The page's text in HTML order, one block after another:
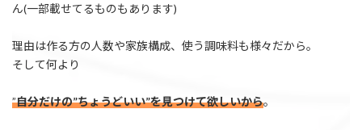
ん(一部載せてるものもあります)
理由は作る方の人数や家族構成、使う調味料も様々だから。
そして何より
”自分だけの”ちょうどいい”を見つけて欲しいから。